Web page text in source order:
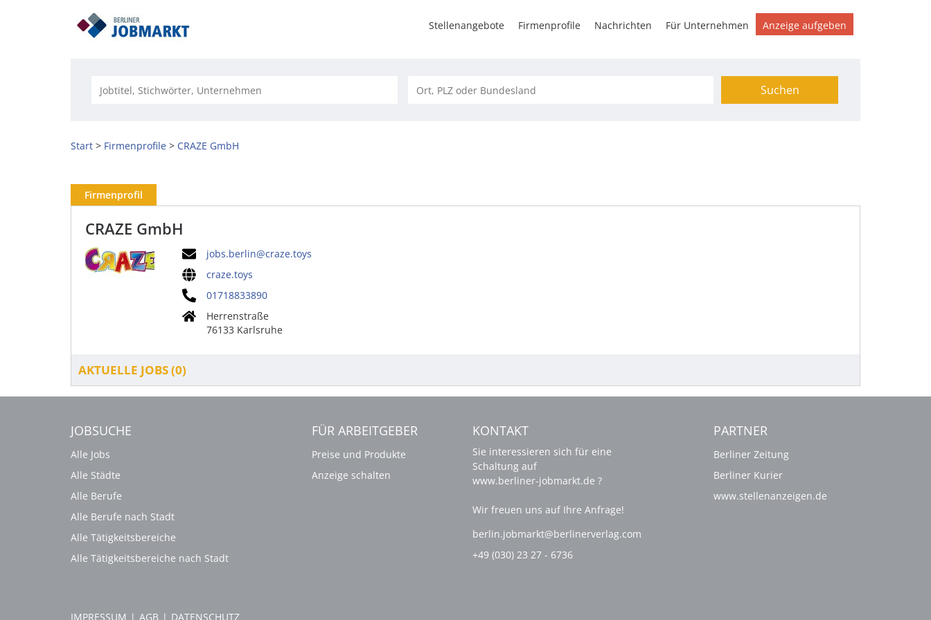
Stellenangebote Firmenprofile Nachrichten Für Unternehmen Anzeige aufgeben
Suchen
Start Firmenprofile CRAZE GmbH
Firmenprofil
CRAZE GmbH
jobs.berlin@craze.toys
craze.toys
01718833890
Herrenstraße
76133 Karlsruhe
AKTUELLE JOBS (0)
JOBSUCHE
Alle Jobs
Alle Städte
Alle Berufe
Alle Berufe nach Stadt
Alle Tätigkeitsbereiche
Alle Tätigkeitsbereiche nach Stadt
FÜR ARBEITGEBER
Preise und Produkte
Anzeige schalten
KONTAKT
Sie interessieren sich für eine
Schaltung auf
www.berliner-jobmarkt.de ?
Wir freuen uns auf Ihre Anfrage!
berlin.jobmarkt@berlinerverlag.com
+49 (030) 23 27 - 6736
PARTNER
Berliner Zeitung
Berliner Kurier
www.stellenanzeigen.de
IMPRESSUM | AGB | DATENSCHUTZ